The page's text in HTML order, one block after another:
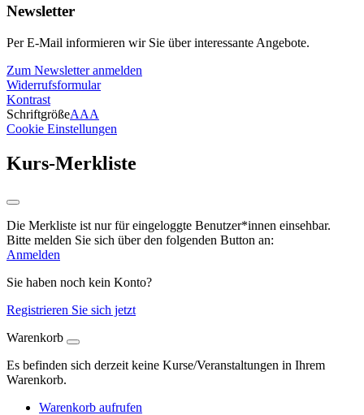
Newsletter
Per E-Mail informieren wir Sie über interessante Angebote.
Zum Newsletter anmelden
Widerrufsformular
Kontrast
SchriftgrößeAAA
Cookie Einstellungen
Kurs-Merkliste
Die Merkliste ist nur für eingeloggte Benutzer*innen einsehbar.
Bitte melden Sie sich über den folgenden Button an:
Anmelden
Sie haben noch kein Konto?
Registrieren Sie sich jetzt
Warenkorb
Es befinden sich derzeit keine Kurse/Veranstaltungen in Ihrem
Warenkorb.
Warenkorb aufrufen